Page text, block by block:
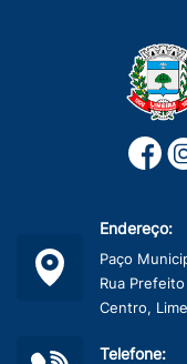
Endereço:
Paço
Rua
Centro,
Telefone: